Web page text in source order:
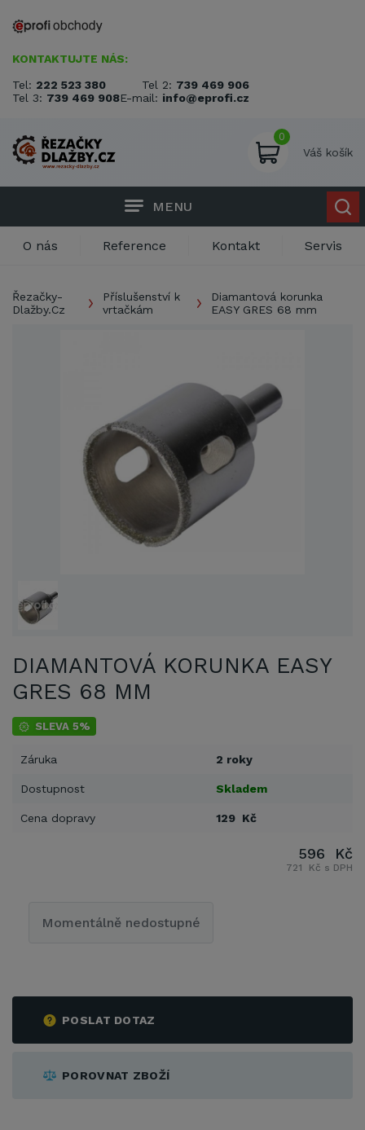
KONTAKTUJTE NÁS:
Tel: 222 523 380 Tel 2: 739 469 906
Tel 3: 739 469 908E-mail: info@eprofi.cz
0
Váš košík
MENU
O nás Reference Kontakt Servis
Řezačky-
Dlažby.Cz
Příslušenství k
vrtačkám
Diamantová korunka
EASY GRES 68 mm
DIAMANTOVÁ KORUNKA EASY
GRES 68 MM
SLEVA 5%
Záruka 2 roky
Dostupnost Skladem
Cena dopravy 129 Kč
POSLAT DOTAZ
POROVNAT ZBOŽÍ
596 Kč
721 Kč s DPH
Momentálně nedostupné